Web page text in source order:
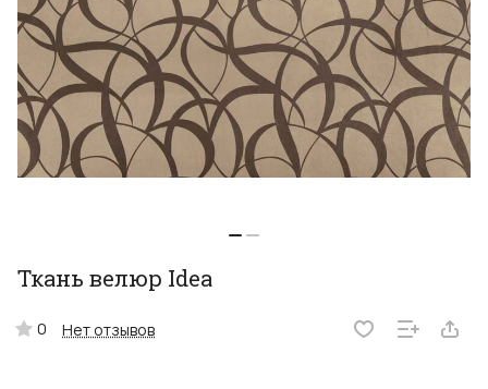
Ткань велюр Idea
0 Нет отзывов